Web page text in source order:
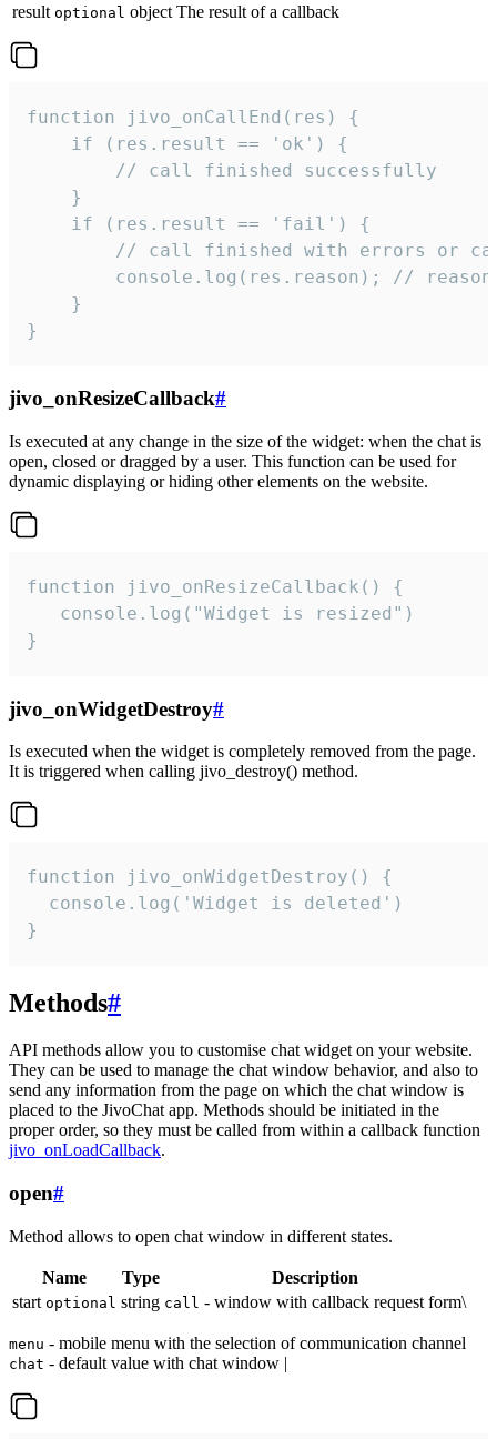
result optional object The result of a callback
function jivo_onCallEnd(res) {
    if (res.result == 'ok') {
        // call finished successfully
    }
    if (res.result == 'fail') {
// call finished with errors or
console.log(res.reason); //
    }
}
jivo_onResizeCallback#
Is executed at any change in the size of the widget: when the chat is
open, closed or dragged by a user. This function can be used for
dynamic displaying or hiding other elements on the website.
function jivo_onResizeCallback() {
   console.log("Widget is resized")
}
jivo_onWidgetDestroy#
Is executed when the widget is completely removed from the page.
It is triggered when calling jivo_destroy() method.
function jivo_onWidgetDestroy() {
  console.log('Widget is deleted')
}
Methods#
API methods allow you to customise chat widget on your website.
They can be used to manage the chat window behavior, and also to
send any information from the page on which the chat window is
placed to the JivoChat app. Methods should be initiated in the
proper order, so they must be called from within a callback function
jivo_onLoadCallback.
open#
Method allows to open chat window in different states.
Name Type
Description
start optional string call - window with callback request form\
menu - mobile menu with the selection of communication channel
chat - default value with chat window |